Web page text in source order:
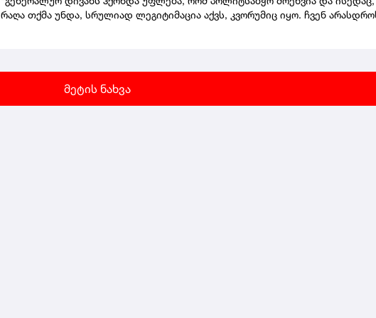
აკრედიტაცია, რომ განახორციელონ ტურიზმის მიმართულებით
საგანმანათლებლო პროგრამები.საზოგადოებას შევახსენებ, რომ რეფორმის
გაეზარდათ მიღების კვოტებიც", - განაცხადა გივი მიქანაძემ.
რაღა თქმა უნდა, სრულიად ლეგიტიმაცია აქვს, კვორუმიც იყო. ჩვენ
აცხადებს ხატია დეკანოიძე.
მეტის ნახვა